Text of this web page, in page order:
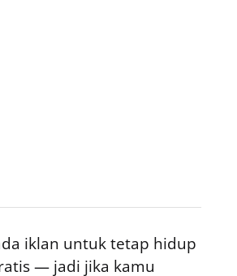
iklan untuk tetap hidup
— jadi jika kamu